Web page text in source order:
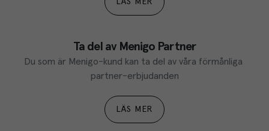
Ta del av Menigo Partner
Du som är Menigo-kund kan ta del av våra förmånliga
partner-erbjudanden
LÄS MER